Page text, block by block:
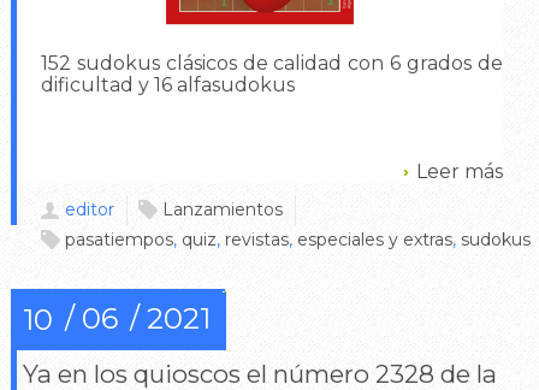
152 sudokus clásicos de calidad con 6 grados de
dificultad y 16 alfasudokus
Leer más
editor
Lanzamientos
pasatiempos, quiz, revistas, especiales y extras, sudokus
10 06 2021
Ya en los quioscos el número 2328 de la